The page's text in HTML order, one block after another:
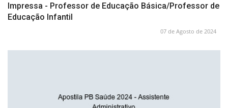
Impressa - Professor de Educação Básica/Professor de
Educação Infantil
07 de Agosto de 2024